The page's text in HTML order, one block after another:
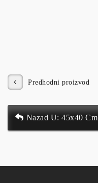
Predhodni proizvod
Nazad U: 45x40 Cm